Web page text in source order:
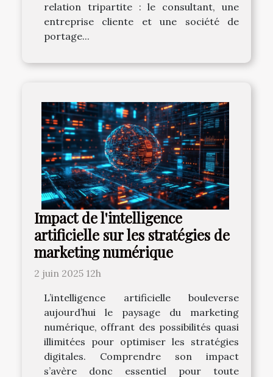
relation tripartite : le consultant, une
entreprise cliente et une société de
portage...
Impact de l'intelligence
artificielle sur les stratégies de
marketing numérique
2 juin 2025 12h
L’intelligence artificielle bouleverse
aujourd’hui le paysage du marketing
numérique, offrant des possibilités quasi
illimitées pour optimiser les stratégies
digitales. Comprendre son impact
s’avère donc essentiel pour toute